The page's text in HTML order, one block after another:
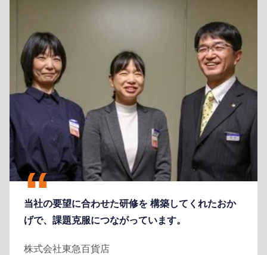
当社の要望に合わせた研修を 構築してくれたおか
げで、課題克服につながっています。
株式会社東急百貨店